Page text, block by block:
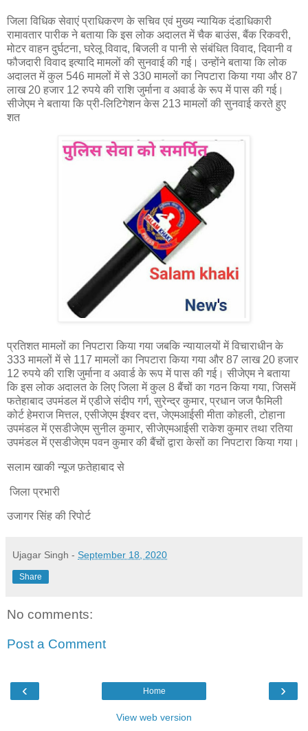
जिला विधिक सेवाएं प्राधिकरण के सचिव एवं मुख्य न्यायिक दंडाधिकारी
रामावतार पारीक ने बताया कि इस लोक अदालत में चैक बाउंस, बैंक रिकवरी,
मोटर वाहन दुर्घटना, घरेलू विवाद, बिजली व पानी से संबंधित विवाद, दिवानी व
फौजदारी विवाद इत्यादि मामलों की सुनवाई की गई। उन्होंने बताया कि लोक
अदालत में कुल 546 मामलों में से 330 मामलों का निपटारा किया गया और 87
लाख 20 हजार 12 रुपये की राशि जुर्माना व अवार्ड के रूप में पास की गई।
सीजेएम ने बताया कि प्री-लिटिगेशन केस 213 मामलों की सुनवाई करते हुए
शत
प्रतिशत मामलों का निपटारा किया गया जबकि न्यायालयों में विचाराधीन के
333 मामलों में से 117 मामलों का निपटारा किया गया और 87 लाख 20 हजार
12 रुपये की राशि जुर्माना व अवार्ड के रूप में पास की गई। सीजेएम ने बताया
कि इस लोक अदालत के लिए जिला में कुल 8 बैंचों का गठन किया गया, जिसमें
फतेहाबाद उपमंडल में एडीजे संदीप गर्ग, सुरेन्द्र कुमार, प्रधान जज फैमिली
कोर्ट हेमराज मित्तल, एसीजेएम ईश्वर दत्त, जेएमआईसी मीता कोहली, टोहाना
उपमंडल में एसडीजेएम सुनील कुमार, सीजेएमआईसी राकेश कुमार तथा रतिया
उपमंडल में एसडीजेएम पवन कुमार की बैंचों द्वारा केसों का निपटारा किया गया।
सलाम खाकी न्यूज फ़तेहाबाद से
जिला प्रभारी
उजागर सिंह की रिपोर्ट
Ujagar Singh - September 18, 2020
Share
No comments:
Post a Comment
‹ ›
Home
View web version